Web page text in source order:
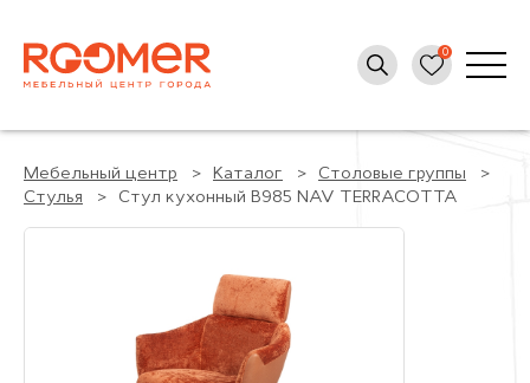
Мебельный центр Каталог
Столовые группы
Стулья
Стул кухонный B985 NAV TERRACOTTA